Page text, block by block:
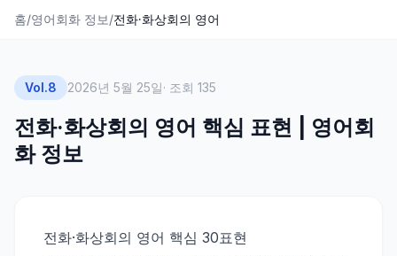
홈/영어회화 정보/전화·화상회의 영어
Vol.8 2026년 5월 25일· 조회 135
전화·화상회의 영어 핵심 표현 | 영어회
화 정보
전화·화상회의 영어 핵심 30표현